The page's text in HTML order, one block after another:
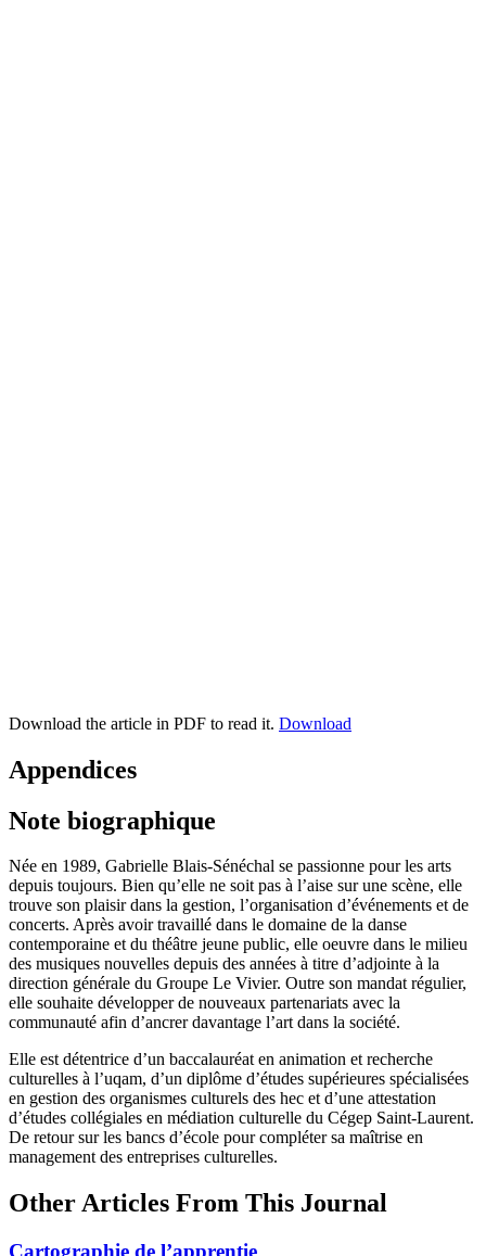
Download the article in PDF to read it. Download
Appendices
Note biographique
Née en 1989, Gabrielle Blais-Sénéchal se passionne pour les arts
depuis toujours. Bien qu’elle ne soit pas à l’aise sur une scène, elle
trouve son plaisir dans la gestion, l’organisation d’événements et de
concerts. Après avoir travaillé dans le domaine de la danse
contemporaine et du théâtre jeune public, elle oeuvre dans le milieu
des musiques nouvelles depuis des années à titre d’adjointe à la
direction générale du Groupe Le Vivier. Outre son mandat régulier,
elle souhaite développer de nouveaux partenariats avec la
communauté afin d’ancrer davantage l’art dans la société.
Elle est détentrice d’un baccalauréat en animation et recherche
culturelles à l’uqam, d’un diplôme d’études supérieures spécialisées
en gestion des organismes culturels des hec et d’une attestation
d’études collégiales en médiation culturelle du Cégep Saint-Laurent.
De retour sur les bancs d’école pour compléter sa maîtrise en
management des entreprises culturelles.
Other Articles From This Journal
Cartographie de l’apprentie